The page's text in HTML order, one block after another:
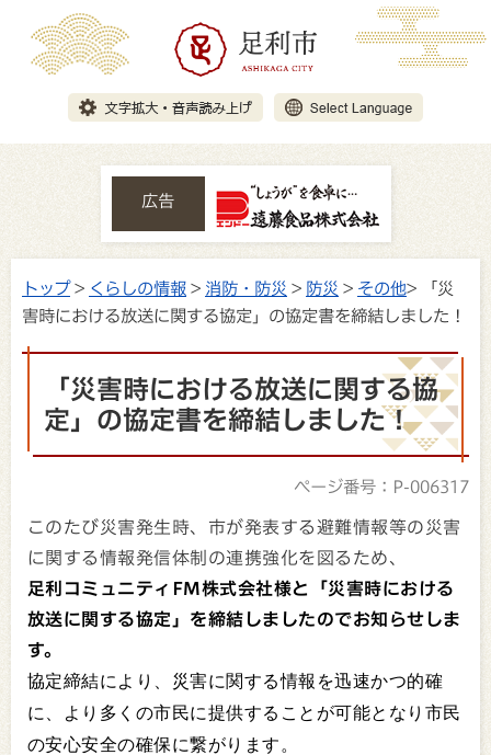
広告
トップ> くらしの情報 > 消防・防災 > 防災 > その他> 「災
害時における放送に関する協定」の協定書を締結しました！
「災害時における放送に関する協
定」の協定書を締結しました！
ページ番号：P-006317
このたび災害発生時、市が発表する避難情報等の災害
に関する情報発信体制の連携強化を図るため、
足利コミュニティFM株式会社様と「災害時における
放送に関する協定」を締結しましたのでお知らせしま
す。
協定締結により、災害に関する情報を迅速かつ的確
に、より多くの市民に提供することが可能となり市民
の安心安全の確保に繋がります。